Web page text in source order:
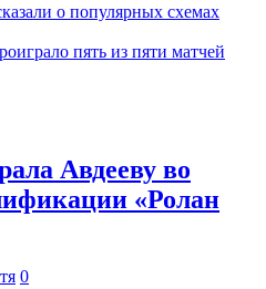
о популярных схемах
пять из пяти матчей
Авдееву во
«Ролан
0